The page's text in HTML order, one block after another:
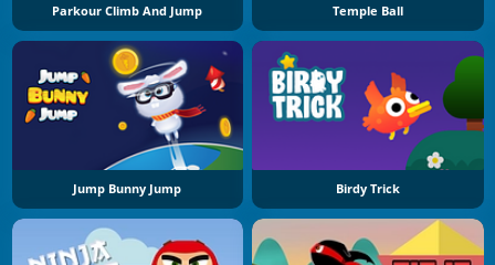
Parkour Climb And Jump Temple Ball
Jump Bunny Jump Birdy Trick